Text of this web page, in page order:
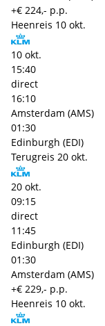
+€ 224,- p.p.
Heenreis 10 okt.
10 okt.
15:40
direct
16:10
Amsterdam (AMS)
01:30
Edinburgh (EDI)
Terugreis 20 okt.
20 okt.
09:15
direct
11:45
Edinburgh (EDI)
01:30
Amsterdam (AMS)
+€ 229,- p.p.
Heenreis 10 okt.